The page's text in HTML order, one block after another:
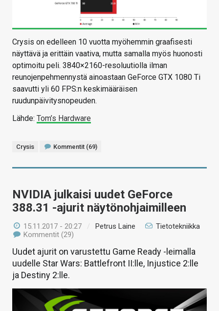
Crysis on edelleen 10 vuotta myöhemmin graafisesti
näyttävä ja erittäin vaativa, mutta samalla myös huonosti
optimoitu peli. 3840×2160-resoluutiolla ilman
reunojenpehmennystä ainoastaan GeForce GTX 1080 Ti
saavutti yli 60 FPS:n keskimääräisen
ruudunpäivitysnopeuden.
Lähde: Tom’s Hardware
Crysis Kommentit (69)
NVIDIA julkaisi uudet GeForce
388.31 -ajurit näytönohjaimilleen
15.11.2017 - 20:27 / Petrus Laine
Tietotekniikka
Kommentit (29)
Uudet ajurit on varustettu Game Ready -leimalla
uudelle Star Wars: Battlefront II:lle, Injustice 2:lle
ja Destiny 2:lle.